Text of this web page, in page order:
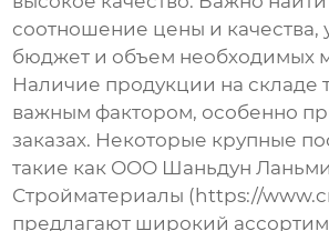
соотношение цены и качества,
бюджет и объем необходимых
Наличие продукции на складе
важным фактором, особенно
заказах. Некоторые крупные
такие как ООО Шаньдун Ланьми
Стройматериалы ( https://
предлагают широкий